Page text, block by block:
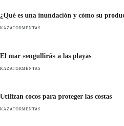
¿Qué es una inundación y cómo su
KAZATORMENTAS
El mar «engullirá» a las playas
KAZATORMENTAS
Utilizan cocos para proteger las costas
KAZATORMENTAS